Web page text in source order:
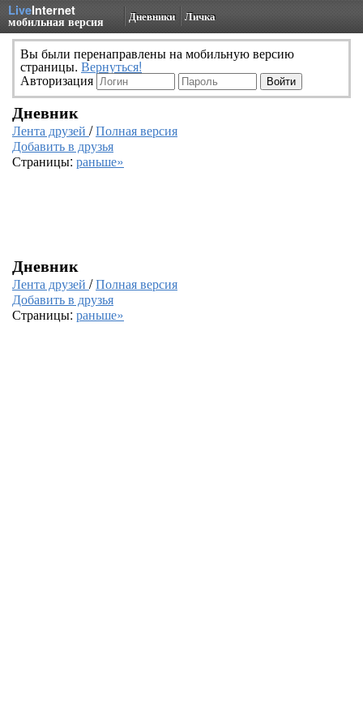
LiveInternet
мобильная версия Дневники Личка
Вы были перенаправлены на мобильную версию
страницы. Вернуться!
Авторизация
Дневник
Лента друзей /Полная версия
Добавить в друзья
Страницы: раньше»
Дневник
Лента друзей /Полная версия
Добавить в друзья
Страницы: раньше»